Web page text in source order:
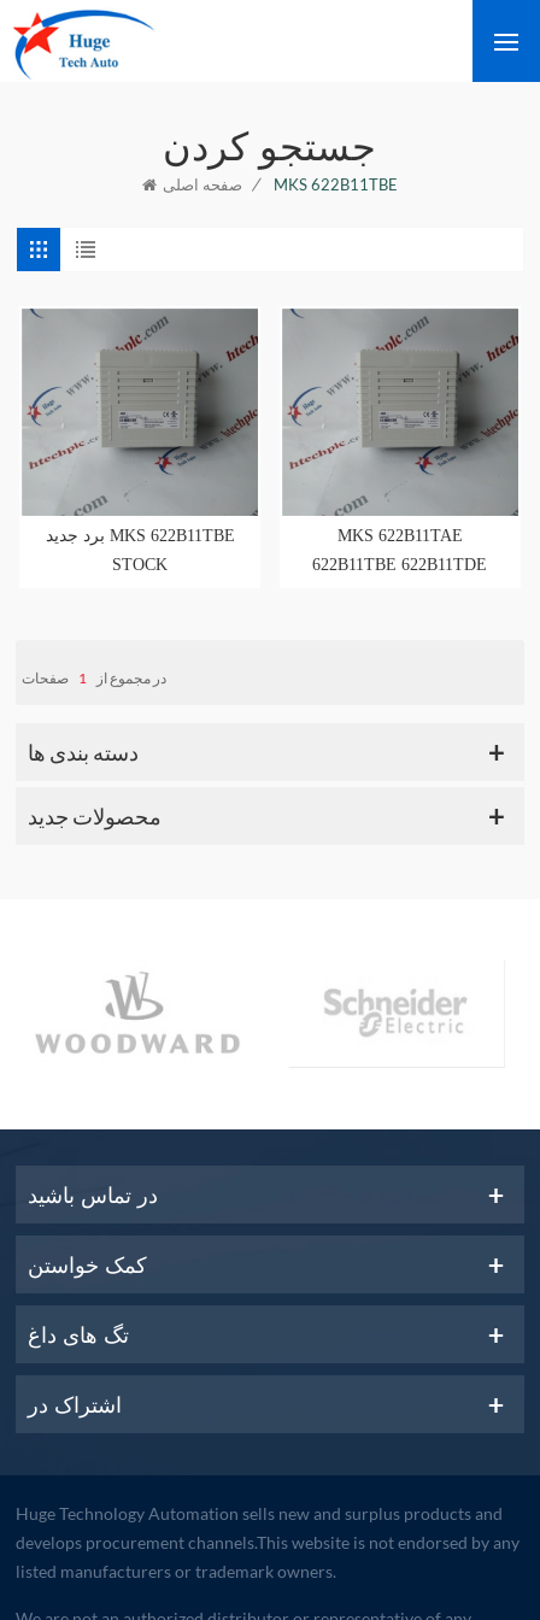
جستجو کردن
صفحه اصلی / MKS 622B11TBE
برد جدید MKS 622B11TBE
STOCK
MKS 622B11TAE
622B11TBE 622B11TDE
در مجموع از 1 صفحات
دسته بندی ها
محصولات جدید
در تماس باشید
کمک خواستن
تگ های داغ
اشتراک در
Huge Technology Automation sells new and surplus products and
develops procurement channels.This website is not endorsed by any
listed manufacturers or trademark owners.